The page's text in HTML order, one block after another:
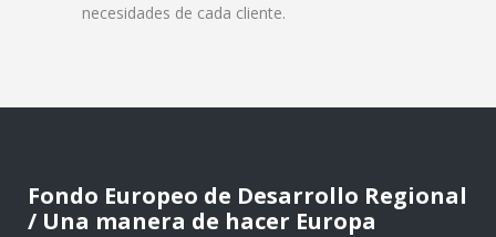
necesidades de cada cliente.
Fondo Europeo de Desarrollo Regional
/ Una manera de hacer Europa